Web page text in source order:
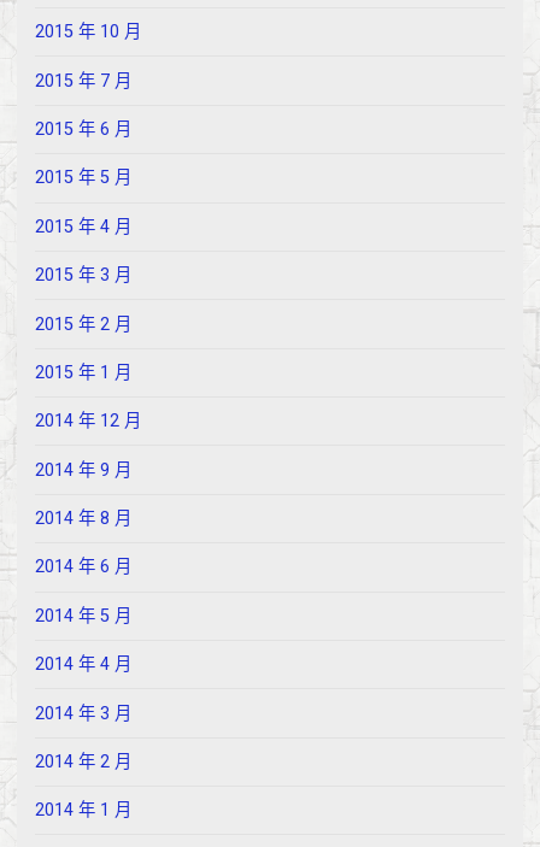
2015 年 10 月
2015 年 7 月
2015 年 6 月
2015 年 5 月
2015 年 4 月
2015 年 3 月
2015 年 2 月
2015 年 1 月
2014 年 12 月
2014 年 9 月
2014 年 8 月
2014 年 6 月
2014 年 5 月
2014 年 4 月
2014 年 3 月
2014 年 2 月
2014 年 1 月